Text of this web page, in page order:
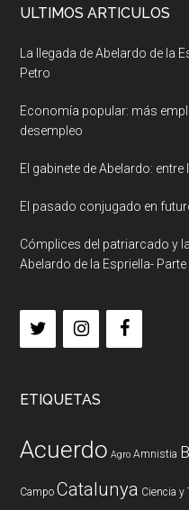
ULTIMOS ARTICULOS
La llegada de Abelardo de la
Petro
Economía popular: más
desempleo
El gabinete de Abelardo:
El pasado conjugado en
Cómplices del patriarcado y
Abelardo de la Espriella- Parte
ETIQUETAS
Acuerdo Agro Amnistia
Campo Catalunya Ciencia y